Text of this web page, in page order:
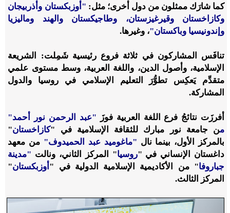
كما شارَك ممثلون من دول أخرى؛ مثل: "أوزبكستان وأذربيجان
وكازاخستان وقيرغيزستان، وطاجيكستان والهند وماليزيا
وإندونيسيا وباكستان"، وغيرها.
تنافَس المشاركون في ثلاثة فروع رئيسية شَمِلت: الشريعة
الإسلامية، وأصول الدين، واللغة العربية، وسط مستوى علمي
متقدِّم يَعكِس تطوُّرَ التعليم الإسلامي في روسيا والدول
المشاركة.
أفرزَت نتائجُ فرع اللغة العربية فوزَ "عبد الرحمن نور أحمد"
من جامعة نور مبارك للثقافة الإسلامية في "كازاخستان"
بالمركز الأول، بينما نال "ماغوميد عبد الحميدوف" من معهد
داغستان الإنساني في "روسيا" المركز الثاني، ونالت "مدينة
جباروفا" من الأكاديمية الإسلامية الدولية في " أوزبكستان"
المركز الثالث.